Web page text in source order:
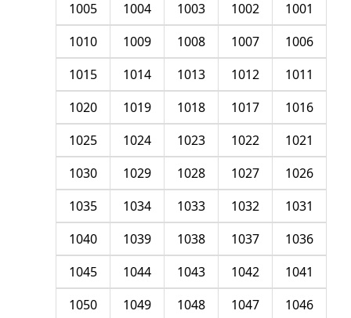
1001
1002
1003
1004
1005
1006
1007
1008
1009
1010
1011
1012
1013
1014
1015
1016
1017
1018
1019
1020
1021
1022
1023
1024
1025
1026
1027
1028
1029
1030
1031
1032
1033
1034
1035
1036
1037
1038
1039
1040
1041
1042
1043
1044
1045
1046
1047
1048
1049
1050